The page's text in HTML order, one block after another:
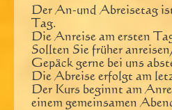
Der An-und Abreisetag
Tag.
Die Anreise am ersten
Sollten Sie früher
Gepäck gerne bei uns
Die Abreise erfolgt am
Der Kurs beginnt am
einem gemeinsamen